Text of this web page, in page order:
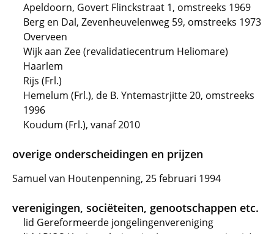
Apeldoorn, Govert Flinckstraat 1, omstreeks 1969
Berg en Dal, Zevenheuvelenweg 59, omstreeks 1973
Overveen
Wijk aan Zee (revalidatiecentrum Heliomare)
Haarlem
Rijs (Frl.)
Hemelum (Frl.), de B. Yntemastrjitte 20, omstreeks
1996
Koudum (Frl.), vanaf 2010
overige onderscheidingen en prijzen
Samuel van Houtenpenning, 25 februari 1994
verenigingen, sociëteiten, genootschappen etc.
lid Gereformeerde jongelingenvereniging